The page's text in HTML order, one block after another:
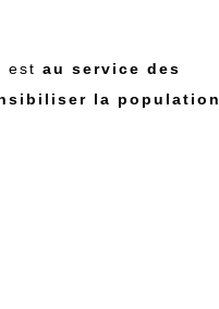
est au service des
la population